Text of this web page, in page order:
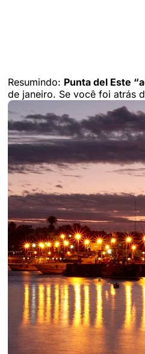
Resumindo: Punta del Este
de janeiro. Se você foi atrás